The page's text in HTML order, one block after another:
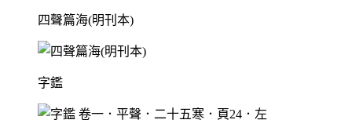
四聲篇海(明刊本)
字鑑